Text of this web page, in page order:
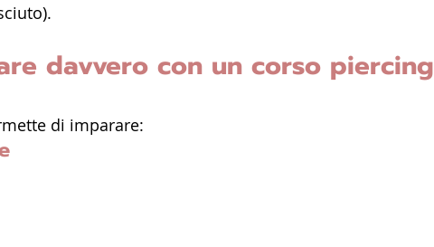
davvero con un corso piercing
di imparare: